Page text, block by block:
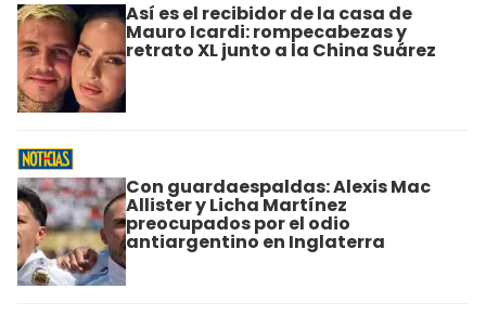
Así es el recibidor de la casa de
Mauro Icardi: rompecabezas y
retrato XL junto a la China Suárez
Con guardaespaldas: Alexis Mac
Allister y Licha Martínez
preocupados por el odio
antiargentino en Inglaterra